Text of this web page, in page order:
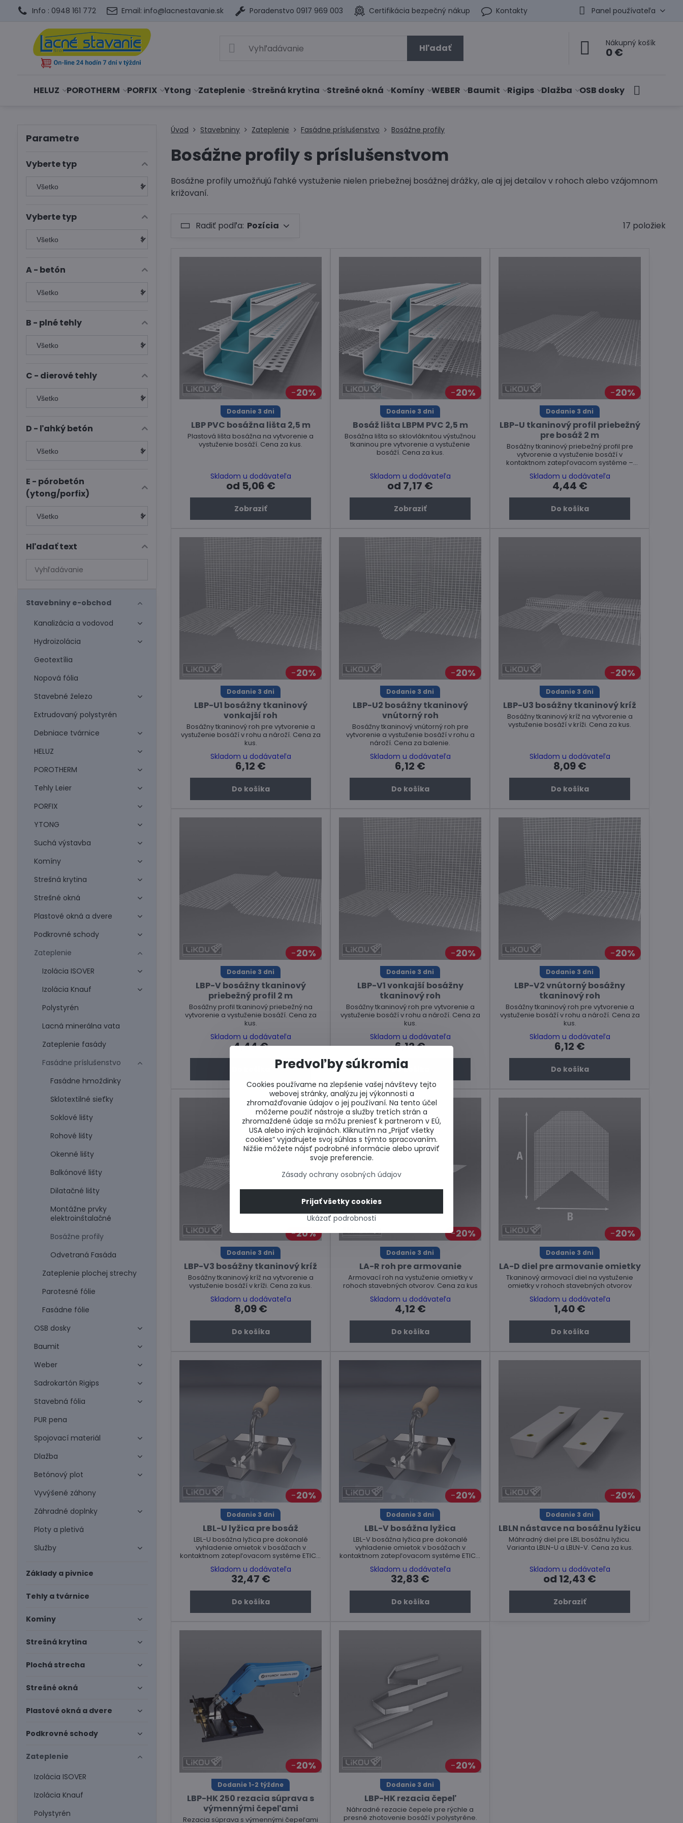
Info : 0948 161 772 Email: info@lacnestavanie.sk Poradenstvo 0917 969 003 Certifikácia bezpečný nákup Kontakty Panel používateľa
Hľadať Nákupný košík
0 €
HELUZ POROTHERM PORFIX Ytong Zateplenie Strešná krytina Strešné okná Komíny WEBER Baumit Rigips Dlažba OSB dosky
Úvod Stavebniny Zateplenie Fasádne príslušenstvo Bosážne profily
Bosážne profily s príslušenstvom
Bosážne profily umožňujú ľahké vystuženie nielen priebežnej bosážnej drážky, ale aj jej detailov v rohoch alebo vzájomnom
križovaní.
Radiť podľa: Pozícia 17 položiek
20%
Dodanie 3 dni
LBP PVC bosážna lišta 2,5 m
Plastová lišta bosážna na vytvorenie a
vystuženie bosáží. Cena za kus.
Skladom u dodávateľa
od 5,06 €
Zobraziť
20%
Dodanie 3 dni
Bosáž lišta LBPM PVC 2,5 m
Bosážna lišta so sklovláknitou výstužnou
tkaninou pre vytvorenie a vystuženie
bosáží. Cena za kus.
Skladom u dodávateľa
od 7,17 €
Zobraziť
20%
Dodanie 3 dni
LBP-U tkaninový profil priebežný
pre bosáž 2 m
Bosážny tkaninový priebežný profil pre
vytvorenie a vystuženie bosáží v
kontaktnom zatepľovacom systéme –
ETICS. Cena za ks.
Skladom u dodávateľa
4,44 €
Do košíka
20%
Dodanie 3 dni
LBP-U1 bosážny tkaninový
vonkajší roh
Bosážny tkaninový roh pre vytvorenie a
vystuženie bosáží v rohu a nároží. Cena za
kus.
Skladom u dodávateľa
6,12 €
Do košíka
20%
Dodanie 3 dni
LBP-U2 bosážny tkaninový
vnútorný roh
Bosážny tkaninový vnútorný roh pre
vytvorenie a vystuženie bosáží v rohu a
nároží. Cena za balenie.
Skladom u dodávateľa
6,12 €
Do košíka
20%
Dodanie 3 dni
LBP-U3 bosážny tkaninový kríž
Bosážny tkaninový kríž na vytvorenie a
vystuženie bosáží v kríži. Cena za kus.
Skladom u dodávateľa
8,09 €
Do košíka
20%
Dodanie 3 dni
LBP-V bosážny tkaninový
priebežný profil 2 m
Bosážny profil tkaninový priebežný na
vytvorenie a vystuženie bosáží. Cena za
kus.
Skladom u dodávateľa
4,44 €
20%
Dodanie 3 dni
LBP-V1 vonkajší bosážny
tkaninový roh
Bosážny tkaninový roh pre vytvorenie a
vystuženie bosáží v rohu a nároží. Cena za
kus.
Skladom u dodávateľa
6,12 €
Do košíka
20%
Dodanie 3 dni
LBP-V2 vnútorný bosážny
tkaninový roh
Bosážny tkaninový roh pre vytvorenie a
vystuženie bosáží v rohu a nároží. Cena za
kus.
Skladom u dodávateľa
6,12 €
Do košíka
20%
Dodanie 3 dni
LBP-V3 bosážny tkaninový kríž
Bosážny tkaninový kríž na vytvorenie a
vystuženie bosáží v kríži. Cena za kus.
Skladom u dodávateľa
8,09 €
Do košíka
20%
Dodanie 3 dni
LA-R roh pre armovanie
Armovací roh na vystuženie omietky v
rohoch stavebných otvorov. Cena za kus
Skladom u dodávateľa
4,12 €
Do košíka
20%
Dodanie 3 dni
LA-D diel pre armovanie omietky
Tkaninový armovací diel na vystuženie
omietky v rohoch stavebných otvorov
Skladom u dodávateľa
1,40 €
Do košíka
20%
Dodanie 3 dni
LBL-U lyžica pre bosáž
LBL-U bosážna lyžica pre dokonalé
vyhladenie omietok v bosážach v
kontaktnom zatepľovacom systéme ETICS.
Skladom u dodávateľa
32,47 €
Do košíka
20%
Dodanie 3 dni
LBL-V bosážna lyžica
LBL-V bosážna lyžica pre dokonalé
vyhladenie omietok v bosážach v
kontaktnom zatepľovacom systéme ETICS.
Skladom u dodávateľa
32,83 €
Do košíka
20%
Dodanie 3 dni
LBLN nástavce na bosážnu lyžicu
Máhradný diel pre LBL bosážnu lyžicu.
Varianta LBLN-U a LBLN-V. Cena za kus.
Skladom u dodávateľa
od 12,43 €
Zobraziť
20%
Dodanie 1-2 týždne
LBP-HK 250 rezacia súprava s
výmennými čepeľami
Rezacia súprava s výmennými čepeľami
20%
Dodanie 3 dni
LBP-HK rezacia čepeľ
Náhradné rezacie čepele pre rýchle a
presné zhotovenie bosáží v polystyréne.
Parametre
Vyberte typ
Vyberte typ
A - betón
B - plné tehly
C - dierové tehly
D - ľahký betón
E - pórobetón
(ytong/porfix)
Hľadať text
Prehľadať
výsledky
fulltextom
Stavebniny e-obchod
Kanalizácia a vodovod
Hydroizolácia
Geotextília
Nopová fólia
Stavebné železo
Extrudovaný polystyrén
Debniace tvárnice
HELUZ
POROTHERM
Tehly Leier
PORFIX
YTONG
Suchá výstavba
Komíny
Strešná krytina
Strešné okná
Plastové okná a dvere
Podkrovné schody
Zateplenie
Izolácia ISOVER
Izolácia Knauf
Polystyrén
Lacná minerálna vata
Zateplenie fasády
Fasádne príslušenstvo
Fasádne hmoždinky
Sklotextilné sieťky
Soklové lišty
Rohové lišty
Okenné lišty
Balkónové lišty
Dilatačné lišty
Montážne prvky
elektroinštalačné
Bosážne profily
Odvetraná Fasáda
Zateplenie plochej strechy
Parotesné fólie
Fasádne fólie
OSB dosky
Baumit
Weber
Sadrokartón Rigips
Stavebná fólia
PUR pena
Spojovací materiál
Dlažba
Betónový plot
Vyvýšené záhony
Záhradné doplnky
Ploty a pletivá
Služby
Základy a pivnice
Tehly a tvárnice
Komíny
Strešná krytina
Plochá strecha
Strešné okná
Plastové okná a dvere
Podkrovné schody
Zateplenie
Izolácia ISOVER
Izolácia Knauf
Polystyrén
Predvoľby súkromia
Cookies používame na zlepšenie vašej návštevy tejto
webovej stránky, analýzu jej výkonnosti a
zhromažďovanie údajov o jej používaní. Na tento účel
môžeme použiť nástroje a služby tretích strán a
zhromaždené údaje sa môžu preniesť k partnerom v EÚ,
USA alebo iných krajinách. Kliknutím na „Prijať všetky
cookies“ vyjadrujete svoj súhlas s týmto spracovaním.
Nižšie môžete nájsť podrobné informácie alebo upraviť
svoje preferencie.
Zásady ochrany osobných údajov
Ukázať podrobnosti
Prijať všetky cookies